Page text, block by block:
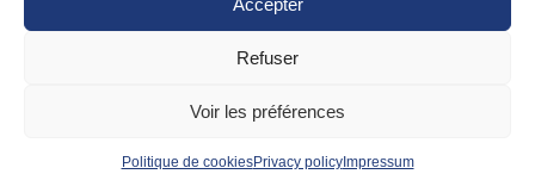
Refuser
Voir les préférences
Politique de cookiesPrivacy policyImpressum